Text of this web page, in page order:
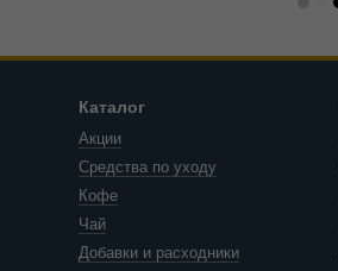
Каталог
Акции
Средства по уходу
Кофе
Чай
Добавки и расходники